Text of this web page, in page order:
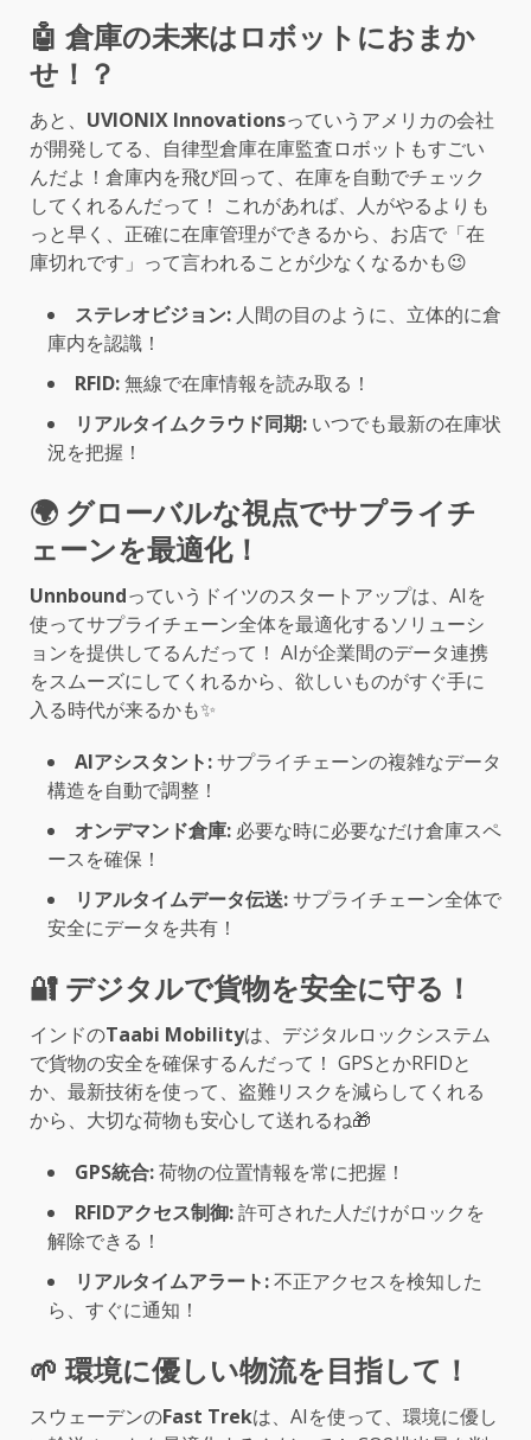
🤖 倉庫の未来はロボットにおまか
せ！？
あと、 UVIONIX Innovationsっていうアメリカの会社
が開発してる、自律型倉庫在庫監査ロボットもすごい
んだよ！倉庫内を飛び回って、在庫を自動でチェック
してくれるんだって！ これがあれば、人がやるよりも
っと早く、正確に在庫管理ができるから、お店で「在
庫切れです」って言われることが少なくなるかも😉
ステレオビジョン: 人間の目のように、立体的に倉
庫内を認識！
RFID:無線で在庫情報を読み取る！
リアルタイムクラウド同期: いつでも最新の在庫状
況を把握！
🌍 グローバルな視点でサプライチ
ェーンを最適化！
Unnboundっていうドイツのスタートアップは、AIを
使ってサプライチェーン全体を最適化するソリューシ
ョンを提供してるんだって！ AIが企業間のデータ連携
をスムーズにしてくれるから、欲しいものがすぐ手に
入る時代が来るかも✨
AIアシスタント:サプライチェーンの複雑なデータ
構造を自動で調整！
オンデマンド倉庫: 必要な時に必要なだけ倉庫スペ
ースを確保！
リアルタイムデータ伝送:サプライチェーン全体で
安全にデータを共有！
🔐 デジタルで貨物を安全に守る！
インドのTaabi Mobilityは、デジタルロックシステム
で貨物の安全を確保するんだって！ GPSとかRFIDと
か、最新技術を使って、盗難リスクを減らしてくれる
から、大切な荷物も安心して送れるね🎁
GPS統合:荷物の位置情報を常に把握！
RFIDアクセス制御:許可された人だけがロックを
解除できる！
リアルタイムアラート:不正アクセスを検知した
ら、すぐに通知！
🌱 環境に優しい物流を目指して！
スウェーデンのFast Trekは、AIを使って、環境に優し